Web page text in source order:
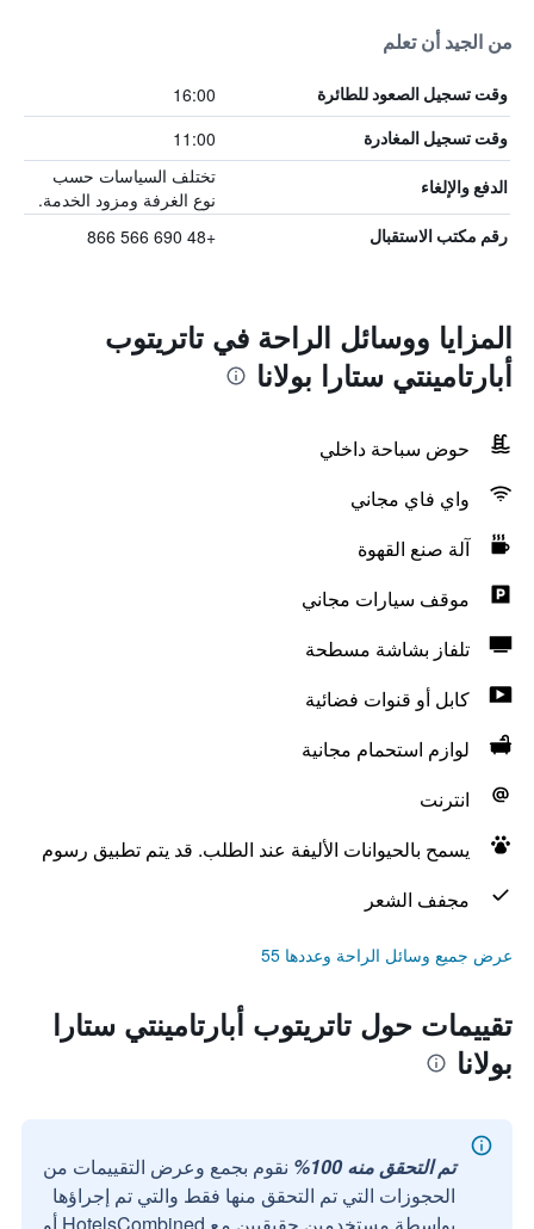
من الجيد أن تعلم
وقت تسجيل الصعود للطائرة 16:00
وقت تسجيل المغادرة 11:00
الدفع والإلغاء
تختلف السياسات حسب
نوع الغرفة ومزود الخدمة.
رقم مكتب الاستقبال +48 690 566 866
المزايا ووسائل الراحة في تاتريتوب
أبارتامينتي ستارا بولانا
حوض سباحة داخلي
واي فاي مجاني
آلة صنع القهوة
موقف سيارات مجاني
تلفاز بشاشة مسطحة
كابل أو قنوات فضائية
لوازم استحمام مجانية
انترنت
يسمح بالحيوانات الأليفة عند الطلب. قد يتم تطبيق رسوم
مجفف الشعر
عرض جميع وسائل الراحة وعددها 55
تقييمات حول تاتريتوب أبارتامينتي ستارا
بولانا
تم التحقق منه 100%
نقوم بجمع وعرض التقييمات من
الحجوزات التي تم التحقق منها فقط والتي تم إجراؤها